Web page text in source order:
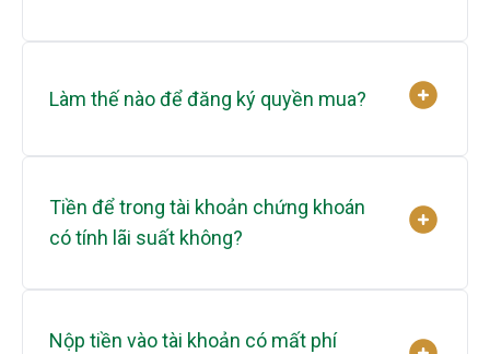
Làm thế nào để đăng ký quyền mua?
Tiền để trong tài khoản chứng khoán
có tính lãi suất không?
Nộp tiền vào tài khoản có mất phí